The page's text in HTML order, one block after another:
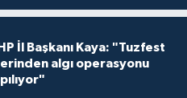
İl Başkanı Kaya: "Tuzfest
algı operasyonu